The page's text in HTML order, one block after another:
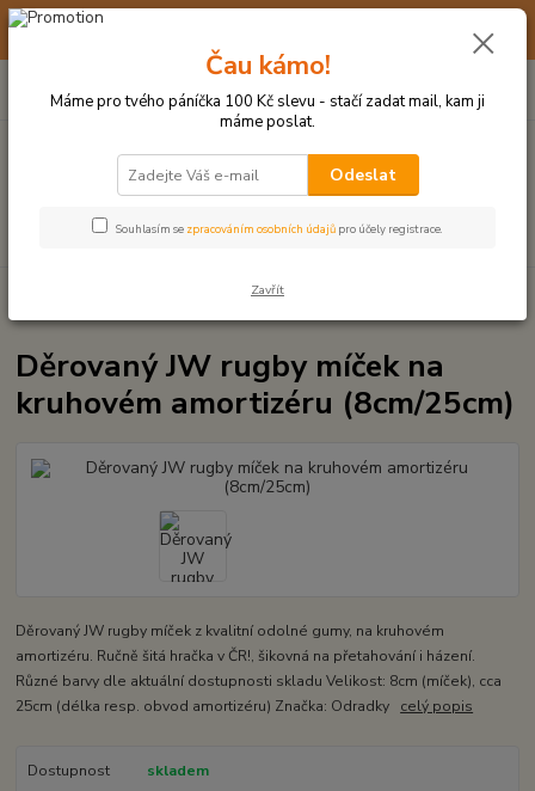
☀️ 10. - 14. SRPNA 2026 MÁME DOVOLENOU ☀️ OBJEDNÁVKY
Hledat
po–pá: 9–17 hod.
za0 Kč
MÍČKY, APORTY, TALÍŘE, HÁZEČE
Děrovaný JW rugby míček na
kruhovém amortizéru (8cm/25cm)
Děrovaný JW rugby míček z kvalitní odolné gumy, na kruhovém
amortizéru. Ručně šitá hračka v ČR!, šikovná na přetahování i házení.
Různé barvy dle aktuální dostupnosti skladu Velikost: 8cm (míček), cca
25cm (délka resp. obvod amortizéru) Značka: Odradky celý popis
Dostupnost skladem
Čau kámo!
Máme pro tvého páníčka 100 Kč slevu - stačí zadat mail, kam ji
máme poslat.
Odeslat
Souhlasím se zpracováním osobních údajů pro účely registrace.
Zavřít